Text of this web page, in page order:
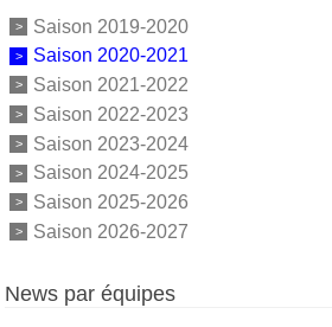
Saison 2019-2020
Saison 2020-2021
Saison 2021-2022
Saison 2022-2023
Saison 2023-2024
Saison 2024-2025
Saison 2025-2026
Saison 2026-2027
News par équipes